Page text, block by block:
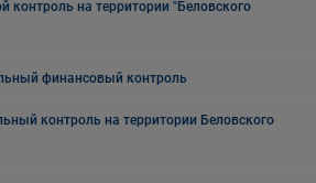
контроль на территории "Беловского
финансовый контроль
контроль на территории Беловского